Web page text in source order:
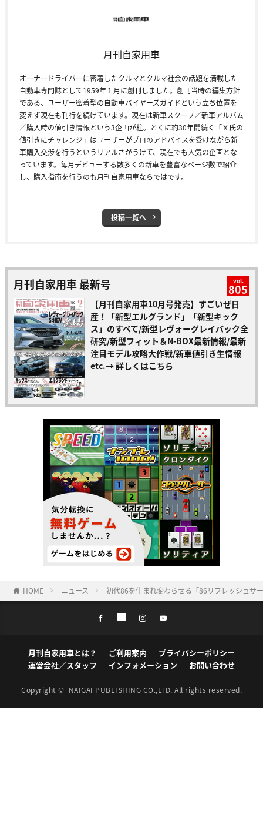
月刊自家用車
オーナードライバーに密着したクルマとクルマ社会の話題を満載した
自動車専門誌として1959年１月に創刊しました。創刊当時の編集方針
である、ユーザー密着型の自動車バイヤーズガイドという立ち位置を
変えず現在も刊行を続けています。現在は新車スクープ／新車アルバム
／購入時の値引き情報という3企画が柱。とくに約30年間続く「Ｘ氏の
値引きにチャレンジ」はユーザーがプロのアドバイスを受けながら新
車購入交渉を行うというリアルさがうけて、現在でも人気の企画とな
っています。毎月デビューする数多くの新車を豊富なページ数で紹介
し、購入指南を行うのも月刊自家用車ならではです。
投稿一覧へ
月刊自家用車 最新号 vol.
805
【月刊自家用車10月号発売】すごいぜ日
産！「新型エルグランド」「新型キック
ス」のすべて/新型レヴォーグレイバック全
研究/新型フィット＆N-BOX最新情報/最新
注目モデル攻略大作戦/新車値引き生情報
etc.→ 詳しくはこちら
HOME ニュース 初代86を生まれ変わらせる「86リフレッシュサ
月刊自家用車とは？ ご利用案内
プライバシーポリシー
運営会社／スタッフ
インフォメーション お問い合わせ
Copyright © NAIGAI PUBLISHING CO.,LTD. All rights reserved.